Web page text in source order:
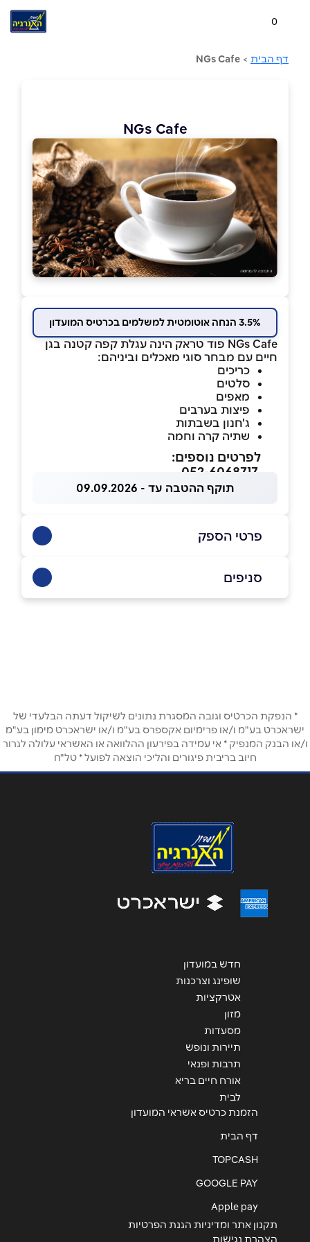
0
דף הבית >
NGs Cafe
NGs Cafe
3.5% הנחה אוטומטית למשלמים בכרטיס המועדון
NGs Cafe פוד טראק הינה עגלת קפה קטנה בגן
חיים עם מבחר סוגי מאכלים וביניהם:
כריכים
סלטים
מאפים
פיצות בערבים
ג'חנון בשבתות
שתיה קרה וחמה
לפרטים נוספים:
תוקף ההטבה עד - 09.09.2026
פרטי הספק
אימייל*
*
סניפים
* הנפקת הכרטיס וגובה המסגרת נתונים לשיקול דעתה הבלעדי של
ישראכרט בע"מ ו/או פרימיום אקספרס בע"מ ו/או ישראכרט מימון בע"מ
ו/או הבנק המנפיק * אי עמידה בפירעון ההלוואה או האשראי עלולה לגרור
חיוב בריבית פיגורים והליכי הוצאה לפועל * טל"ח
חדש במועדון
שופינג וצרכנות
אטרקציות
מזון
מסעדות
תיירות ונופש
תרבות ופנאי
אורח חיים בריא
לבית
הזמנת כרטיס אשראי המועדון
דף הבית
TOPCASH
GOOGLE PAY
Apple pay
תקנון אתר ומדיניות הגנת הפרטיות
הצהרת נגישות